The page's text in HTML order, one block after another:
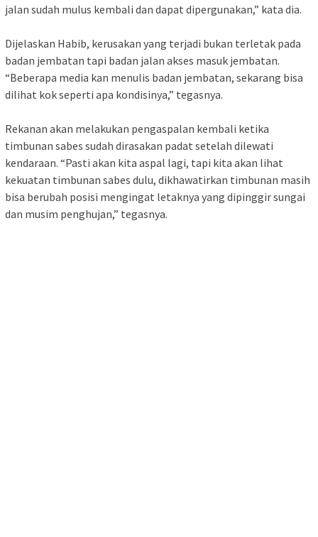
jalan sudah mulus kembali dan dapat dipergunakan,” kata dia.
Dijelaskan Habib, kerusakan yang terjadi bukan terletak pada
badan jembatan tapi badan jalan akses masuk jembatan.
“Beberapa media kan menulis badan jembatan, sekarang bisa
dilihat kok seperti apa kondisinya,” tegasnya.
Rekanan akan melakukan pengaspalan kembali ketika
timbunan sabes sudah dirasakan padat setelah dilewati
kendaraan. “Pasti akan kita aspal lagi, tapi kita akan lihat
kekuatan timbunan sabes dulu, dikhawatirkan timbunan masih
bisa berubah posisi mengingat letaknya yang dipinggir sungai
dan musim penghujan,” tegasnya.